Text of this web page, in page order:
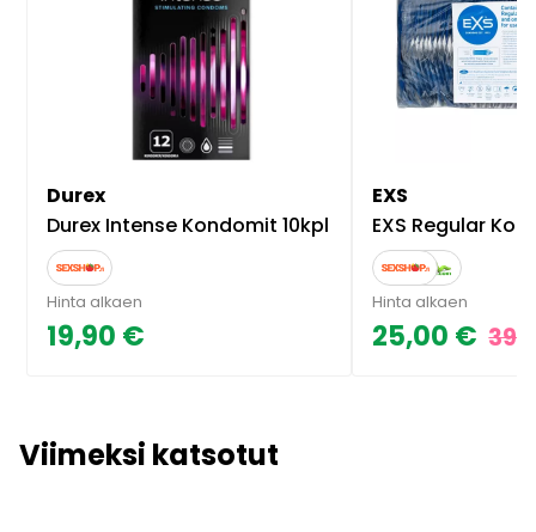
Durex
Durex Intense Kondomit 10kpl
Hinta alkaen
19,90 €
EXS
EXS Regular Kondomit
Hinta alkaen
25,00 €
Viimeksi katsotut